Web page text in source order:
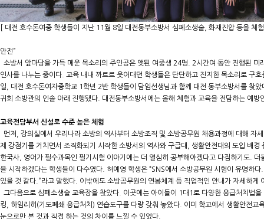
[ 대전 호수돈여중 학생들이 지난 11월 8일 대전동부소방서 심폐소생술, 화재진압 등을 체
안전”
소방서 앞마당을 가득 메운 목소리의 주인공은 앳된 여중생 24명. 2시간여 동안 진행된
인사를 나누는 중이다. 교육 내내 까르르 웃어대던 학생들은 단단하고 진지한 목소리로 구
일, 대전 호수돈여자중학교 1학년 2반 학생들이 담임선생님과 함께 대전 동부소방서를 찾
귀희 소방관의 인솔 아래 진행됐다. 대전동부소방서에는 올해 체험과 교육을 전담하는 예방
교육전담부서 신설로 수준 높은 체험
먼저, 강의실에서 우리나라 소방의 역사부터 소방조직 및 소방공무원 채용과정에 대해 자
제 강점기를 거치면서 조직화되기 시작한 소방서의 역사와 구급대, 생활안전대의 도입 배
한국사, 영어가 필수과목인 필기시험 이야기에는 더 열심히 공부해야겠다고 다짐하기도.
을 시작하겠다는 학생들이 다수였다. 허예영 학생은 “SNS에서 소방공무원 시험이 유명하
있을 것 같다.”라고 말했다. 이밖에도 소방공무원의 연봉체계 등 직업적인 안내가 자세하게
그다음으로 심폐소생술 교육장을 찾았다. 이곳에는 아이들이 1대1로 다양한 응급처치법
킹, 하임리히(기도폐쇄 응급처치) 연습도구를 다량 갖춰 놓았다. 이미 학교에서 생활안전교
눈으로만 본 것과 직접 하는 것의 차이를 느낄 수 있었다.